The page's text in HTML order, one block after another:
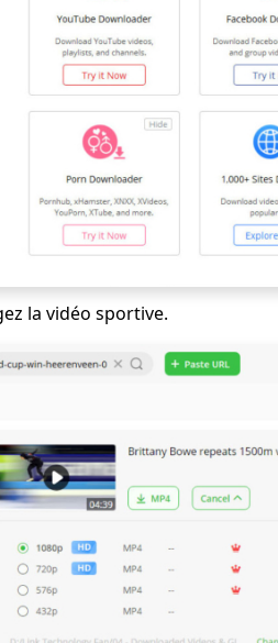
la vidéo sportive.